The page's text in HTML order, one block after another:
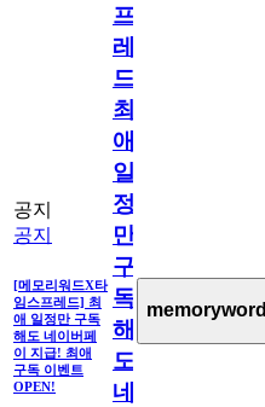
공지
공지
[메모리워드X타
임스프레드] 최
애 일정만 구독
해도 네이버페
이 지급! 최애
구독 이벤트
OPEN!
프
레
드]
최
애
일
정
만
구
독
해
도
네
memoryword